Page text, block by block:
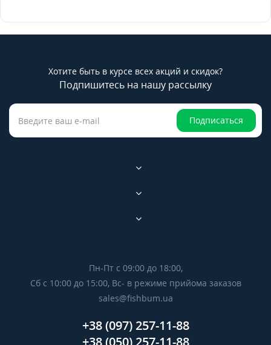
Хотите быть в курсе всех акций и скидок?
Подпишитесь на нашу рассылку
Подписаться
Пн-Пт с 09:00 до 18:00,
Сб с 10:00 до 15:00, Вс- в режиме прийома заказов
sales@fishbum.ua
+38 (097) 257-11-88